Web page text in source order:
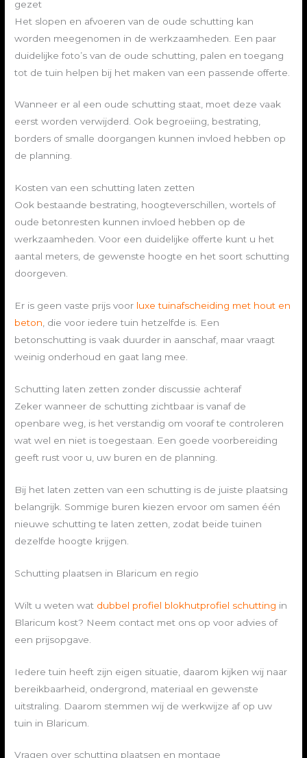
gezet
Het slopen en afvoeren van de oude schutting kan
worden meegenomen in de werkzaamheden. Een paar
duidelijke foto’s van de oude schutting, palen en toegang
tot de tuin helpen bij het maken van een passende offerte.
Wanneer er al een oude schutting staat, moet deze vaak
eerst worden verwijderd. Ook begroeiing, bestrating,
borders of smalle doorgangen kunnen invloed hebben op
de planning.
Kosten van een schutting laten zetten
Ook bestaande bestrating, hoogteverschillen, wortels of
oude betonresten kunnen invloed hebben op de
werkzaamheden. Voor een duidelijke offerte kunt u het
aantal meters, de gewenste hoogte en het soort schutting
doorgeven.
Er is geen vaste prijs voor luxe tuinafscheiding met hout en
beton , die voor iedere tuin hetzelfde is. Een
betonschutting is vaak duurder in aanschaf, maar vraagt
weinig onderhoud en gaat lang mee.
Schutting laten zetten zonder discussie achteraf
Zeker wanneer de schutting zichtbaar is vanaf de
openbare weg, is het verstandig om vooraf te controleren
wat wel en niet is toegestaan. Een goede voorbereiding
geeft rust voor u, uw buren en de planning.
Bij het laten zetten van een schutting is de juiste plaatsing
belangrijk. Sommige buren kiezen ervoor om samen één
nieuwe schutting te laten zetten, zodat beide tuinen
dezelfde hoogte krijgen.
Schutting plaatsen in Blaricum en regio
Wilt u weten wat dubbel profiel blokhutprofiel schutting in
Blaricum kost? Neem contact met ons op voor advies of
een prijsopgave.
Iedere tuin heeft zijn eigen situatie, daarom kijken wij naar
bereikbaarheid, ondergrond, materiaal en gewenste
uitstraling. Daarom stemmen wij de werkwijze af op uw
tuin in Blaricum.
Vragen over schutting plaatsen en montage